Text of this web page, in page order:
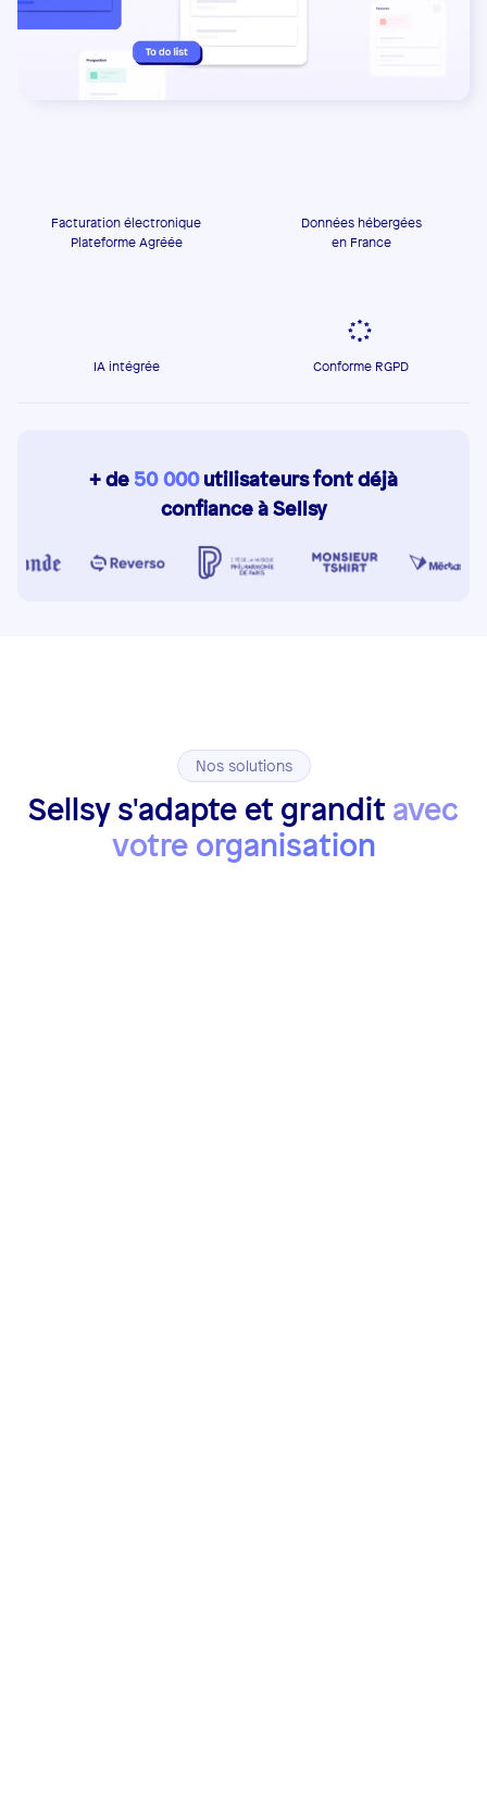
Facturation électronique
Plateforme Agréée
Données hébergées
en France
IA intégrée Conforme RGPD
+ de 50 000utilisateurs font déjà
confiance à Sellsy
Nos solutions
Sellsy s'adapte et grandit avec
votre organisation